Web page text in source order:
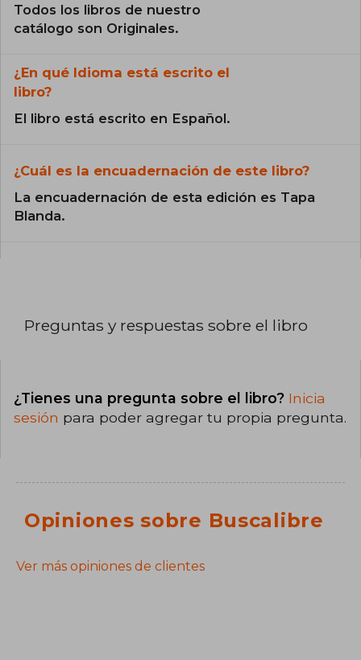
Todos los libros de nuestro
catálogo son Originales.
¿En qué Idioma está escrito el
libro?
El libro está escrito en Español.
¿Cuál es la encuadernación de este libro?
La encuadernación de esta edición es Tapa
Blanda.
Preguntas y respuestas sobre el libro
¿Tienes una pregunta sobre el libro? Inicia
sesión para poder agregar tu propia pregunta.
Opiniones sobre Buscalibre
Ver más opiniones de clientes